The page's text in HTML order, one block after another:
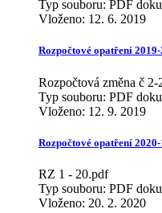
Typ souboru: PDF
Vloženo: 12. 6. 2019
Rozpočtové opatření 2019-
Rozpočtová změna č
Typ souboru: PDF
Vloženo: 12. 9. 2019
Rozpočtové opatření 2020-
RZ 1 - 20.pdf
Typ souboru: PDF
Vloženo: 20. 2. 2020